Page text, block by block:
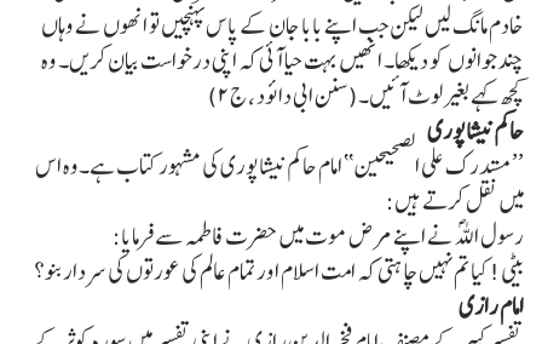
خادم مانگ لیں لیکن جب اپنے بابا جان کے پاس پہنچیں تو انھوں نے وہاں
چند جوانوں کو دیکھا۔ انھیں بہت حیا آئی کہ اپنی درخواست بیان کریں۔ وہ
کچھ کہے بغیر لوٹ آئیں۔(سنن ابی دائود ، ج ۲)
حاکم نیشاپوری
’’مستدرک علی الصحیحین‘‘ امام حاکم نیشاپوری کی مشہور کتاب ہے۔وہ اس
میں نقل کرتے ہیں:
رسول اللہؐ نے اپنے مرض موت میں حضرت فاطمہ سے فرمایا:
بیٹی! کیا تم نہیں چاہتی کہ امت اسلام اور تمام عالم کی عورتوں کی سردار بنو؟
امام رازی